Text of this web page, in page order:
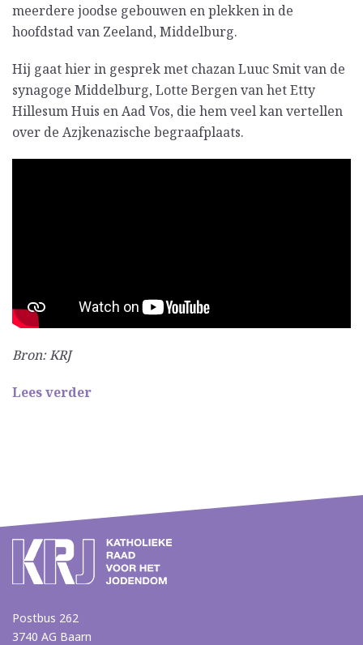
meerdere joodse gebouwen en plekken in de
hoofdstad van Zeeland, Middelburg.
Hij gaat hier in gesprek met chazan Luuc Smit van de
synagoge Middelburg, Lotte Bergen van het Etty
Hillesum Huis en Aad Vos, die hem veel kan vertellen
over de Azjkenazische begraafplaats.
Bron: KRJ
Lees verder
Postbus 262
3740 AG Baarn